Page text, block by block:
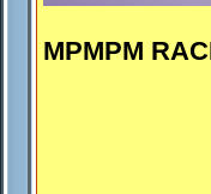
MPMPM